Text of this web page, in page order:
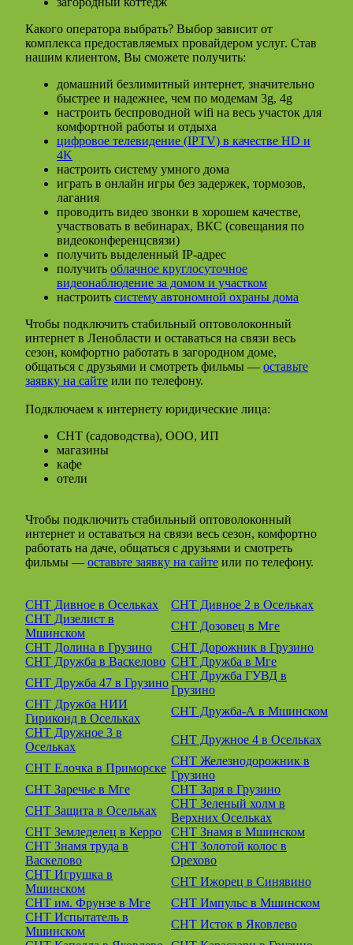
Какого оператора выбрать? Выбор зависит от
комплекса предоставляемых провайдером услуг. Став
нашим клиентом, Вы сможете получить:
домашний безлимитный интернет, значительно
быстрее и надежнее, чем по модемам 3g, 4g
настроить беспроводной wifi на весь участок для
комфортной работы и отдыха
цифровое телевидение (IPTV) в качестве HD и
4K
настроить систему умного дома
играть в онлайн игры без задержек, тормозов,
лагания
проводить видео звонки в хорошем качестве,
участвовать в вебинарах, ВКС (совещания по
видеоконференцсвязи)
получить выделенный IP-адрес
получить облачное круглосуточное
видеонаблюдение за домом и участком
настроить систему автономной охраны дома
Чтобы подключить стабильный оптоволоконный
интернет в Ленобласти и оставаться на связи весь
сезон, комфортно работать в загородном доме,
общаться с друзьями и смотреть фильмы — оставьте
заявку на сайте или по телефону.
Подключаем к интернету юридические лица:
СНТ (садоводства), ООО, ИП
магазины
кафе
отели
Чтобы подключить стабильный оптоволоконный
интернет и оставаться на связи весь сезон, комфортно
работать на даче, общаться с друзьями и смотреть
фильмы — оставьте заявку на сайте или по телефону.
СНТ Дивное в Осельках
СНТ Дивное 2 в Осельках
СНТ Дизелист в
Мшинском
СНТ Дозовец в Мге
СНТ Долина в Грузино
СНТ Дорожник в Грузино
СНТ Дружба в Васкелово СНТ Дружба в Мге
СНТ Дружба 47 в Грузино
СНТ Дружба ГУВД в
Грузино
СНТ Дружба НИИ
Гириконд в Осельках
СНТ Дружба-А в Мшинском
СНТ Дружное 3 в
Осельках
СНТ Дружное 4 в Осельках
СНТ Елочка в Приморске
СНТ Железнодорожник в
Грузино
СНТ Заречье в Мге
СНТ Заря в Грузино
СНТ Защита в Осельках
СНТ Зеленый холм в
Верхних Осельках
СНТ Земледелец в Керро
СНТ Знамя в Мшинском
СНТ Знамя труда в
Васкелово
СНТ Золотой колос в
Орехово
СНТ Игрушка в
Мшинском
СНТ Ижорец в Синявино
СНТ им. Фрунзе в Мге
СНТ Импульс в Мшинском
СНТ Испытатель в
Мшинском
СНТ Исток в Яковлево